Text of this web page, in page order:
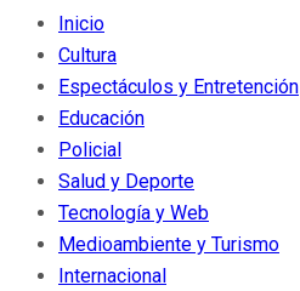
Inicio
Cultura
Espectáculos y Entretención
Educación
Policial
Salud y Deporte
Tecnología y Web
Medioambiente y Turismo
Internacional